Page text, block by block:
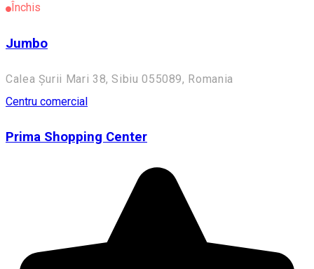
Închis
Jumbo
Calea Șurii Mari 38, Sibiu 055089, Romania
Centru comercial
Prima Shopping Center